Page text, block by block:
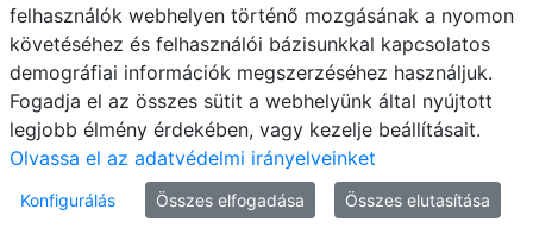
Médiaközpont
Informatikai Igazgatóság
Adatvédelem
© MATE 2021
felhasználók webhelyen történő mozgásának a nyomon
követéséhez és felhasználói bázisunkkal kapcsolatos
demográfiai információk megszerzéséhez használjuk.
Fogadja el az összes sütit a webhelyünk által nyújtott
legjobb élmény érdekében, vagy kezelje beállításait.
Olvassa el az adatvédelmi irányelveinket
Konfigurálás Összes elfogadása Összes elutasítása